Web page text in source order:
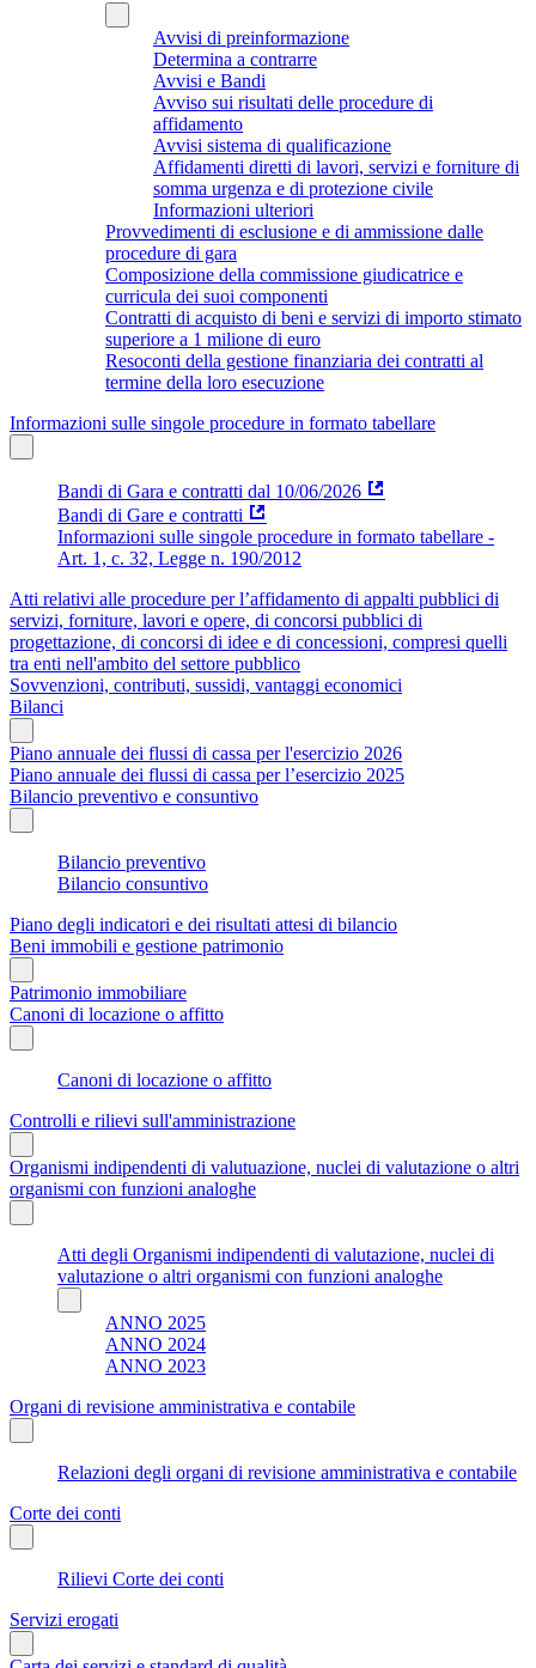
Avvisi di preinformazione
Determina a contrarre
Avvisi e Bandi
Avviso sui risultati delle procedure di
affidamento
Avvisi sistema di qualificazione
Affidamenti diretti di lavori, servizi e forniture di
somma urgenza e di protezione civile
Informazioni ulteriori
Provvedimenti di esclusione e di ammissione dalle
procedure di gara
Composizione della commissione giudicatrice e
curricula dei suoi componenti
Contratti di acquisto di beni e servizi di importo stimato
superiore a 1 milione di euro
Resoconti della gestione finanziaria dei contratti al
termine della loro esecuzione
Informazioni sulle singole procedure in formato tabellare
Bandi di Gara e contratti dal 10/06/2026
Bandi di Gare e contratti
Informazioni sulle singole procedure in formato tabellare -
Art. 1, c. 32, Legge n. 190/2012
Atti relativi alle procedure per l’affidamento di appalti pubblici di
servizi, forniture, lavori e opere, di concorsi pubblici di
progettazione, di concorsi di idee e di concessioni, compresi quelli
tra enti nell'ambito del settore pubblico
Sovvenzioni, contributi, sussidi, vantaggi economici
Bilanci
Piano annuale dei flussi di cassa per l'esercizio 2026
Piano annuale dei flussi di cassa per l’esercizio 2025
Bilancio preventivo e consuntivo
Bilancio preventivo
Bilancio consuntivo
Piano degli indicatori e dei risultati attesi di bilancio
Beni immobili e gestione patrimonio
Patrimonio immobiliare
Canoni di locazione o affitto
Canoni di locazione o affitto
Controlli e rilievi sull'amministrazione
Organismi indipendenti di valutuazione, nuclei di valutazione o altri
organismi con funzioni analoghe
Atti degli Organismi indipendenti di valutazione, nuclei di
valutazione o altri organismi con funzioni analoghe
ANNO 2025
ANNO 2024
ANNO 2023
Organi di revisione amministrativa e contabile
Relazioni degli organi di revisione amministrativa e contabile
Corte dei conti
Rilievi Corte dei conti
Servizi erogati